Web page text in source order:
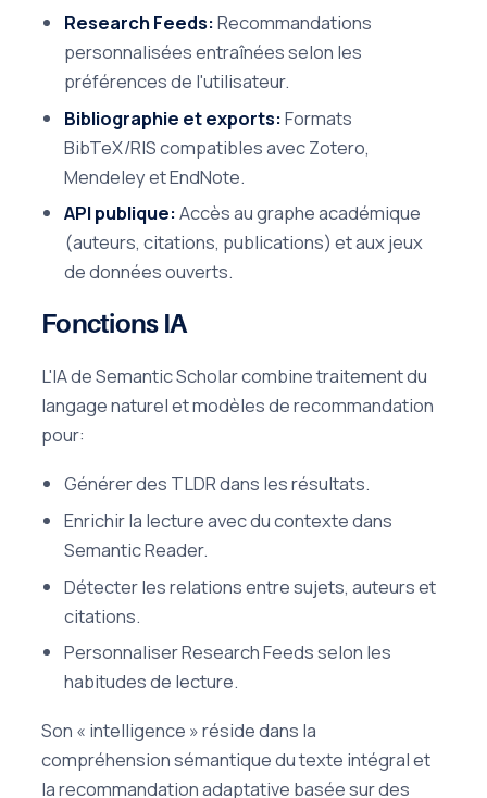
Research Feeds:Recommandations
personnalisées entraînées selon les
préférences de l'utilisateur.
Bibliographie et exports:Formats
BibTeX/RIS compatibles avec Zotero,
Mendeley et EndNote.
API publique:Accès au graphe académique
(auteurs, citations, publications) et aux jeux
de données ouverts.
Fonctions IA
L'IA de Semantic Scholar combine traitement du
langage naturel et modèles de recommandation
pour:
Générer des TLDR dans les résultats.
Enrichir la lecture avec du contexte dans
Semantic Reader.
Détecter les relations entre sujets, auteurs et
citations.
Personnaliser Research Feeds selon les
habitudes de lecture.
Son « intelligence » réside dans la
compréhension sémantique du texte intégral et
la recommandation adaptative basée sur des